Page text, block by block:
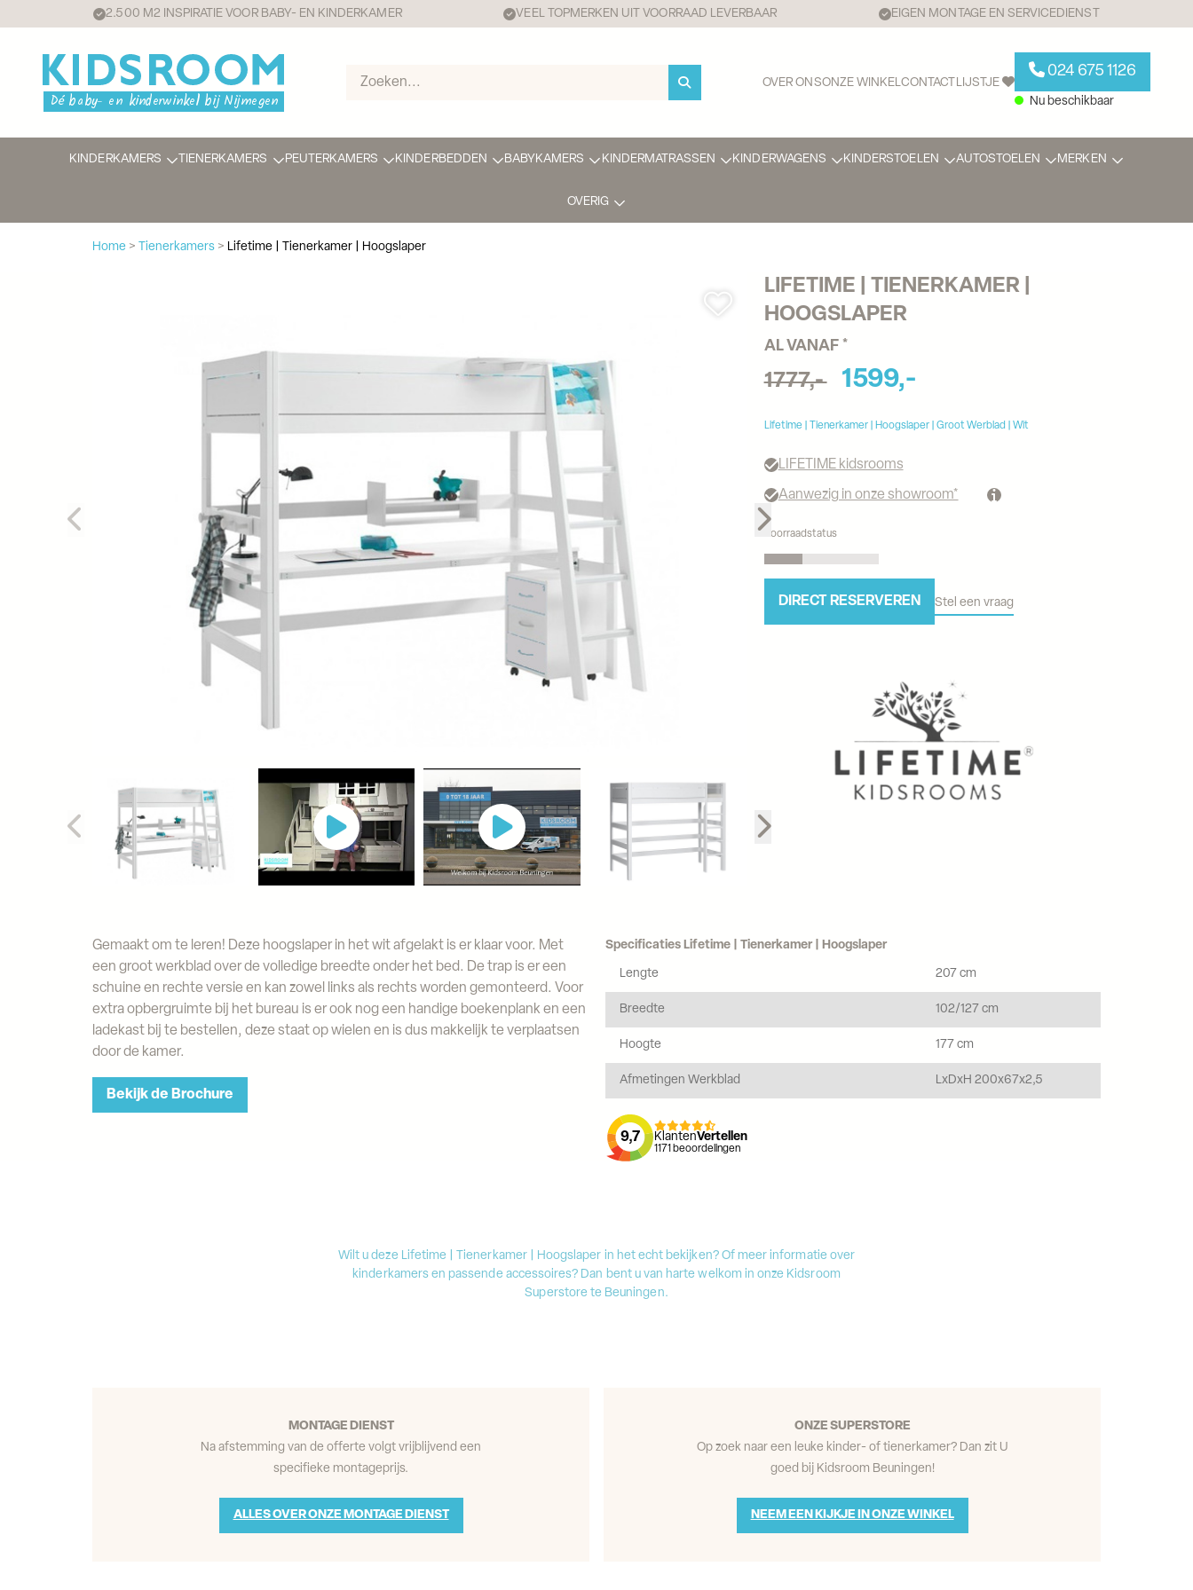
2.500 M2 INSPIRATIE VOOR BABY- EN KINDERKAMER VEEL TOPMERKEN UIT VOORRAAD LEVERBAAR EIGEN MONTAGE EN SERVICEDIENST
OVER ONSONZE WINKELCONTACTLIJSTJE
024 675 1126
Nu beschikbaar
KINDERKAMERS TIENERKAMERS PEUTERKAMERS KINDERBEDDEN BABYKAMERS KINDERMATRASSEN KINDERWAGENS KINDERSTOELEN AUTOSTOELEN MERKEN
OVERIG
Home > Tienerkamers > Lifetime | Tienerkamer | Hoogslaper
LIFETIME | TIENERKAMER |
HOOGSLAPER
AL VANAF *
1777,- 1599,-
Lifetime | Tienerkamer | Hoogslaper | Groot Werblad | Wit
LIFETIME kidsrooms
Aanwezig in onze showroom*
Voorraadstatus
DIRECT RESERVEREN Stel een vraag
Gemaakt om te leren! Deze hoogslaper in het wit afgelakt is er klaar voor. Met
een groot werkblad over de volledige breedte onder het bed. De trap is er een
schuine en rechte versie en kan zowel links als rechts worden gemonteerd. Voor
extra opbergruimte bij het bureau is er ook nog een handige boekenplank en een
ladekast bij te bestellen, deze staat op wielen en is dus makkelijk te verplaatsen
door de kamer.
Bekijk de Brochure
Specificaties Lifetime | Tienerkamer | Hoogslaper
Lengte 207 cm
Breedte 102/127 cm
Hoogte 177 cm
Afmetingen Werkblad LxDxH 200x67x2,5
9,7 KlantenVertellen
1171 beoordelingen
Wilt u deze Lifetime | Tienerkamer | Hoogslaper in het echt bekijken? Of meer informatie over
kinderkamers en passende accessoires? Dan bent u van harte welkom in onze Kidsroom
Superstore te Beuningen.
MONTAGE DIENST
Na afstemming van de offerte volgt vrijblijvend een
specifieke montageprijs.
ALLES OVER ONZE MONTAGE DIENST
ONZE SUPERSTORE
Op zoek naar een leuke kinder- of tienerkamer? Dan zit U
goed bij Kidsroom Beuningen!
NEEM EEN KIJKJE IN ONZE WINKEL